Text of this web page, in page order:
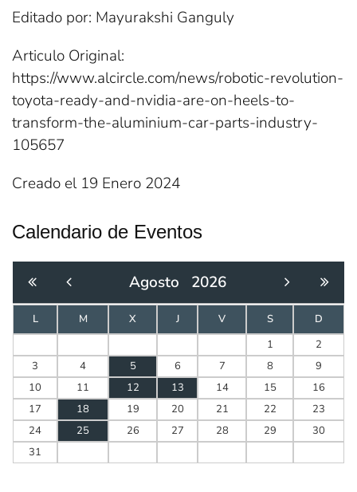
Editado por: Mayurakshi Ganguly
Articulo Original:
https://www.alcircle.com/news/robotic-revolution-
toyota-ready-and-nvidia-are-on-heels-to-
transform-the-aluminium-car-parts-industry-
105657
Creado el 19 Enero 2024
Calendario de Eventos
Agosto 2026
L M X J V S
D
1
2
3
4 5 6 7 8
9
10
11 12 13 14 15
16
17
18 19 20 21 22
23
24
25 26 27 28 29
30
31